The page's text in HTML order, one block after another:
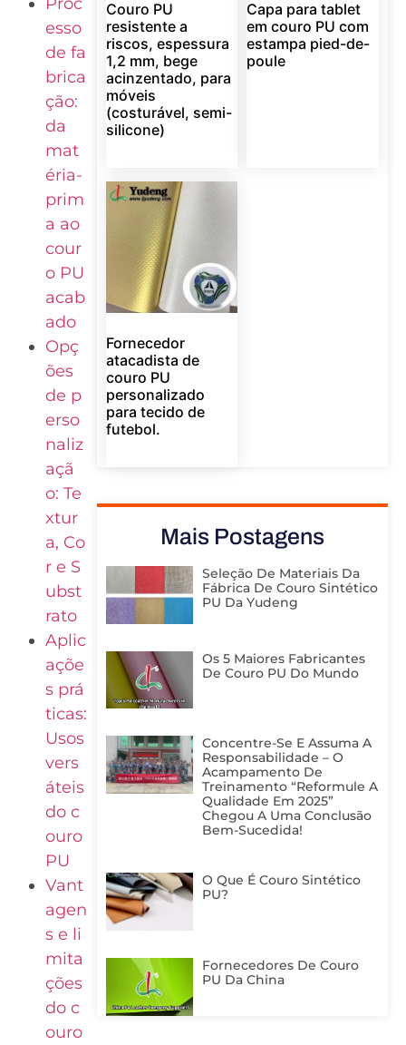
esso
de fa
brica
ção:
da
mat
éria-
prim
a ao
cour
o PU
acab
ado
Opç
ões
de p
erso
naliz
açã
o: Te
xtur
a, Co
r e S
ubst
rato
Aplic
açõe
s prá
ticas:
Usos
vers
áteis
do c
ouro
PU
Vant
agen
s e li
mita
ções
do c
ouro
Couro PU
resistente a
riscos, espessura
1,2 mm, bege
acinzentado, para
móveis
(costurável, semi-
silicone)
Capa para tablet
em couro PU com
estampa pied-de-
poule
Fornecedor
atacadista de
couro PU
personalizado
para tecido de
futebol.
Mais Postagens
Seleção De Materiais Da
Fábrica De Couro Sintético
PU Da Yudeng
Os 5 Maiores Fabricantes
De Couro PU Do Mundo
Concentre-Se E Assuma A
Responsabilidade – O
Acampamento De
Treinamento “Reformule A
Qualidade Em 2025”
Chegou A Uma Conclusão
Bem-Sucedida!
O Que É Couro Sintético
PU?
Fornecedores De Couro
PU Da China